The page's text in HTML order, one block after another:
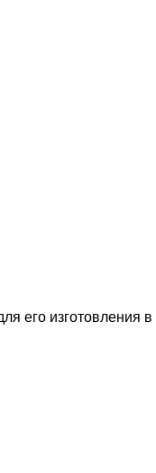
его изготовления